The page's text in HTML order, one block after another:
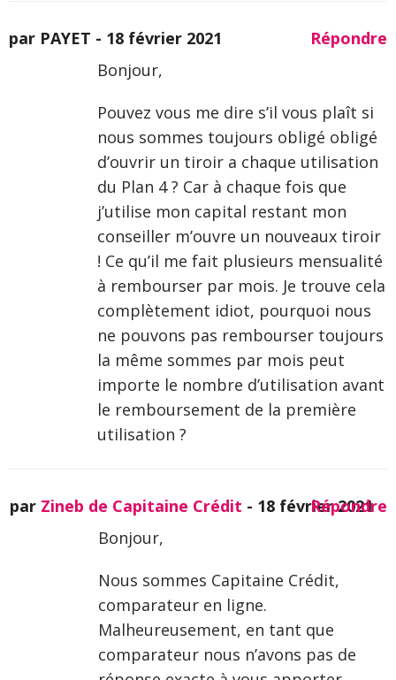
par PAYET - 18 février 2021
Répondre
Bonjour,
Pouvez vous me dire s’il vous plaît si
nous sommes toujours obligé obligé
d’ouvrir un tiroir a chaque utilisation
du Plan 4 ? Car à chaque fois que
j’utilise mon capital restant mon
conseiller m’ouvre un nouveaux tiroir
! Ce qu’il me fait plusieurs mensualité
à rembourser par mois. Je trouve cela
complètement idiot, pourquoi nous
ne pouvons pas rembourser toujours
la même sommes par mois peut
importe le nombre d’utilisation avant
le remboursement de la première
utilisation ?
par Zineb de Capitaine Crédit - 18 février 2021
Répondre
Bonjour,
Nous sommes Capitaine Crédit,
comparateur en ligne.
Malheureusement, en tant que
comparateur nous n’avons pas de